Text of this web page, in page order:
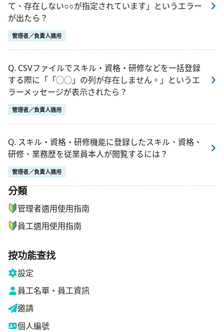
て、存在しない○○が指定されています」というエラー
が出たら？
管理者／負責人適用
Q. CSVファイルでスキル・資格・研修などを一括登録
する際に「「◯◯」の列が存在しません。」というエ
ラーメッセージが表示されたら？
管理者／負責人適用
Q. スキル・資格・研修機能に登録したスキル、資格、
研修、業務歴を従業員本人が閲覧するには？
管理者／負責人適用
ナビゲーションメニュー
分類
管理者適用使用指南
員工適用使用指南
按功能查找
設定
員工名單・員工資訊
邀請
個人編號